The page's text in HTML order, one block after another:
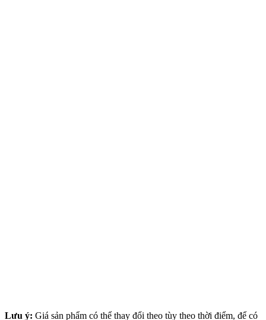
Lưu ý: Giá sản phẩm có thể thay đổi theo tùy theo thời điểm, để có